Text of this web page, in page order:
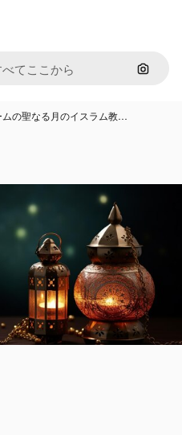
画像で
ムの聖なる月のイスラム教…